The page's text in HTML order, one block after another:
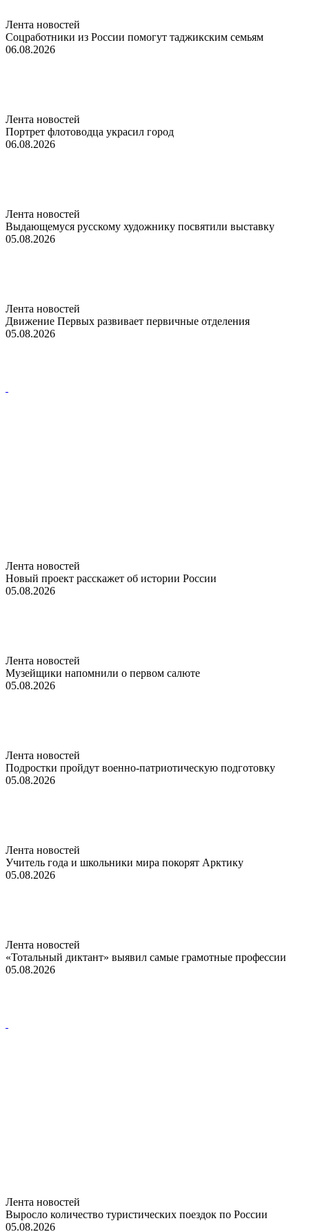
Лента новостей
Соцработники из России помогут таджикским семьям
06.08.2026
Лента новостей
Портрет флотоводца украсил город
06.08.2026
Лента новостей
Выдающемуся русскому художнику посвятили выставку
05.08.2026
Лента новостей
Движение Первых развивает первичные отделения
05.08.2026
Лента новостей
Новый проект расскажет об истории России
05.08.2026
Лента новостей
Музейщики напомнили о первом салюте
05.08.2026
Лента новостей
Подростки пройдут военно-патриотическую подготовку
05.08.2026
Лента новостей
Учитель года и школьники мира покорят Арктику
05.08.2026
Лента новостей
«Тотальный диктант» выявил самые грамотные профессии
05.08.2026
Лента новостей
Выросло количество туристических поездок по России
05.08.2026